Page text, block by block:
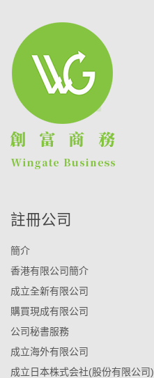
註冊公司
簡介
香港有限公司簡介
成立全新有限公司
購買現成有限公司
公司秘書服務
成立海外有限公司
成立日本株式会社(股份有限公司)